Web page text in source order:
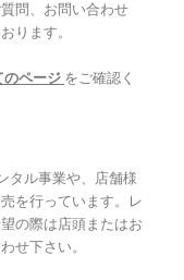
問、お問い合わせ
ります。
のページ をご確認く
タル事業や、店舗様
を行っています。レ
の際は店頭またはお
せ下さい。